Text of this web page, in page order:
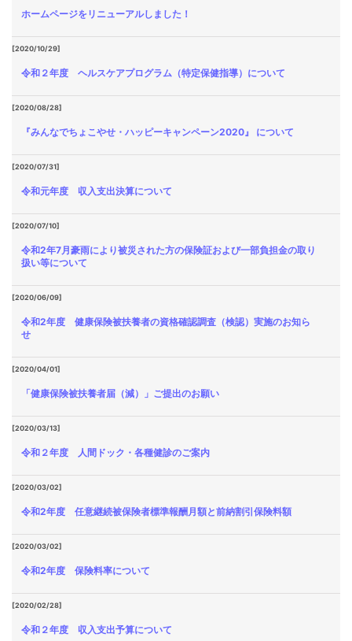
ホームページをリニューアルしました！
[2020/10/29]
令和２年度 ヘルスケアプログラム（特定保健指導）について
[2020/08/28]
『みんなでちょこやせ・ハッピーキャンペーン2020』 について
[2020/07/31]
令和元年度 収入支出決算について
[2020/07/10]
令和2年7月豪雨により被災された方の保険証および一部負担金の取り
扱い等について
[2020/06/09]
令和2年度 健康保険被扶養者の資格確認調査（検認）実施のお知ら
せ
[2020/04/01]
「健康保険被扶養者届（減）」ご提出のお願い
[2020/03/13]
令和２年度 人間ドック・各種健診のご案内
[2020/03/02]
令和2年度 任意継続被保険者標準報酬月額と前納割引保険料額
[2020/03/02]
令和2年度 保険料率について
[2020/02/28]
令和２年度 収入支出予算について